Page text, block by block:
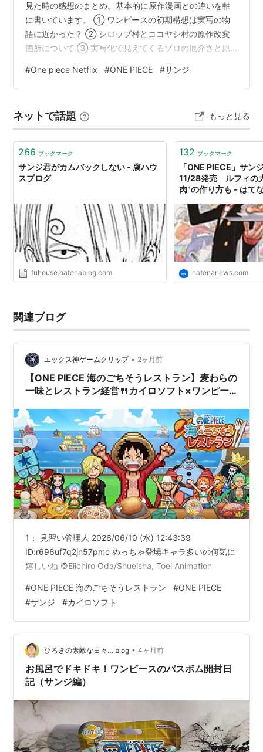
見た時の感想のまとめ。基本的に原作漫画との違いを軸
に書いています。 ① ワンピースの初期構想は実写の物
語に近かった？ ② シロップ村とココヤシ村の原作改変
箇所について ③ 実写化で見えてくるゾロの厄介さと原
解者"→原作サンジは？」「死と生の狭間をほっつき歩く
男ゾロ」 実写んぴ感想！ 原作との違いを考えていたら、
ではないか？と思いましてダラダラと喋ります。 実写未
視聴の方はUターン願います。 #OnepieceNetflix はじめ
に言いますが…
#One piece Netflix #ONE PIECE #サンジ
ネットで話題 もっと見る
266 ブックマーク
サンジ君がカムバックしない - 腐ハウ
スブログ
fuhouse.hatenablog.com
132 ブックマーク
「ONE PIECE」サン
11/28発売 ルフィの
肉”の作り方も - はて
hatenanews.com
関連ブログ
エックス神ゲームクリップ • 2ヶ月前
【ONE PIECE 海のごちそうレストラン】麦わらの
一味とレストラン経営🍴カイロソフト×ワンピー
1： 見習い管理人 2026/06/10 (水) 12:43:39
ID:r696uf7q2jn57pmc めっちゃ登場キャラ多いの何気に
嬉しいね ©Eiichiro Oda/Shueisha, Toei Animation
#ONE PIECE 海のごちそうレストラン #ONE PIECE
#サンジ #カイロソフト
ひろきの素敵な日々… blog • 4ヶ月前
お風呂でドキドキ！ワンピースのバスボム開封日
記（サンジ編）